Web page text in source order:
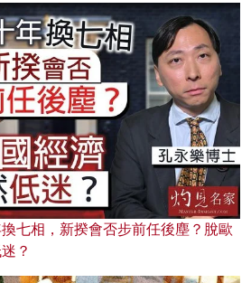
七相，新揆會否步前任後塵？脫歐
？